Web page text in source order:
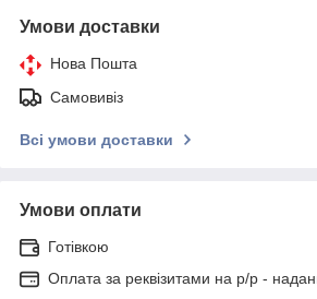
Умови доставки
Нова Пошта
Самовивіз
Всі умови доставки
Умови оплати
Готівкою
Оплата за реквізитами на р/р -